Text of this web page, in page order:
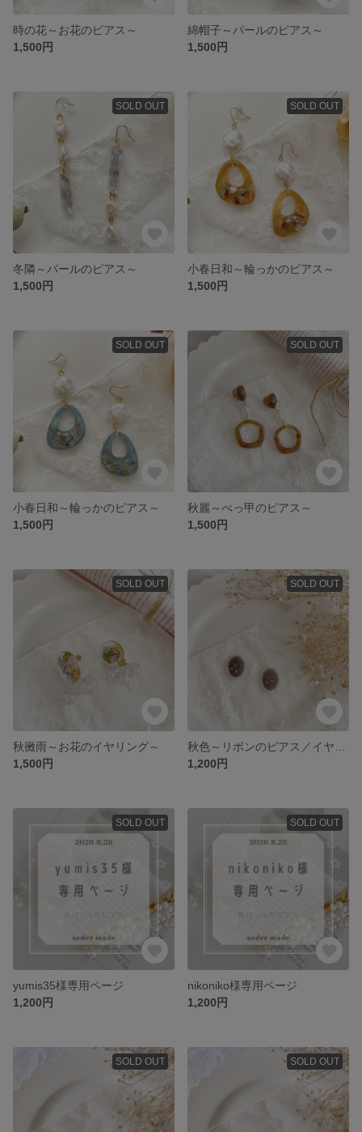
時の花～お花のピアス～
1,500円
綿帽子～パールのピアス～
1,500円
SOLD OUT
冬隣～パールのピアス～
1,500円
SOLD OUT
小春日和～輪っかのピアス～
1,500円
SOLD OUT
小春日和～輪っかのピアス～
1,500円
SOLD OUT
秋麗～べっ甲のピアス～
1,500円
SOLD OUT
秋黴雨～お花のイヤリング～
1,500円
SOLD OUT
1,200円
SOLD OUT
yumis35様専用ページ
1,200円
SOLD OUT
nikoniko様専用ページ
1,200円
SOLD OUT SOLD OUT